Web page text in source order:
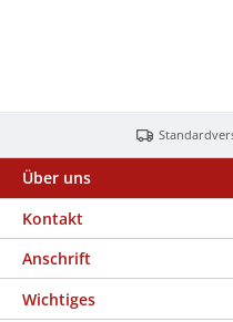
Über uns
Kontakt
Anschrift
Wichtiges